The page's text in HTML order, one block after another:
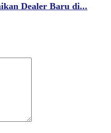
Dealer Baru di...